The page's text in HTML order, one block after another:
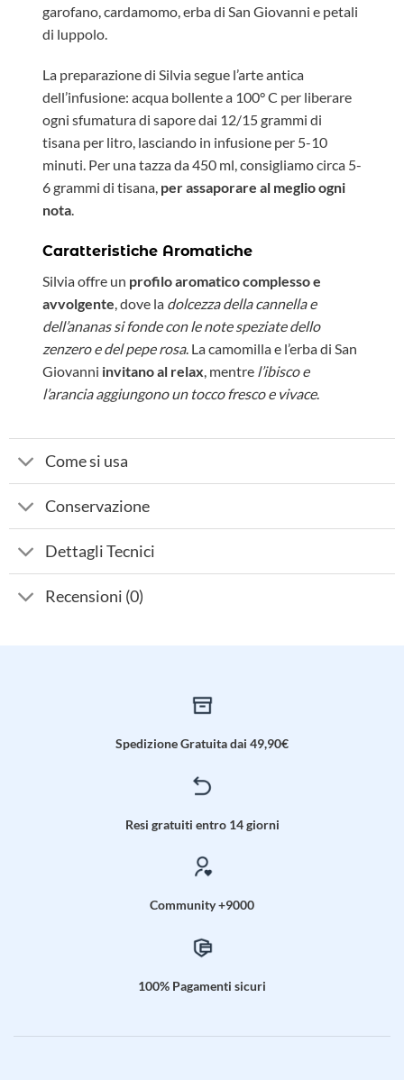
garofano, cardamomo, erba di San Giovanni e petali
di luppolo.
La preparazione di Silvia segue l’arte antica
dell’infusione: acqua bollente a 100° C per liberare
ogni sfumatura di sapore dai 12/15 grammi di
tisana per litro, lasciando in infusione per 5-10
minuti. Per una tazza da 450 ml, consigliamo circa 5-
6 grammi di tisana, per assaporare al meglio ogni
nota.
Caratteristiche Aromatiche
Silvia offre un profilo aromatico complesso e
avvolgente, dove la dolcezza della cannella e
dell’ananas si fonde con le note speziate dello
zenzero e del pepe rosa. La camomilla e l’erba di San
Giovanni invitano al relax, mentre l’ibisco e
l’arancia aggiungono un tocco fresco e vivace.
Come si usa
Conservazione
Dettagli Tecnici
Recensioni (0)
Spedizione Gratuita dai 49,90€
Resi gratuiti entro 14 giorni
Community +9000
100% Pagamenti sicuri